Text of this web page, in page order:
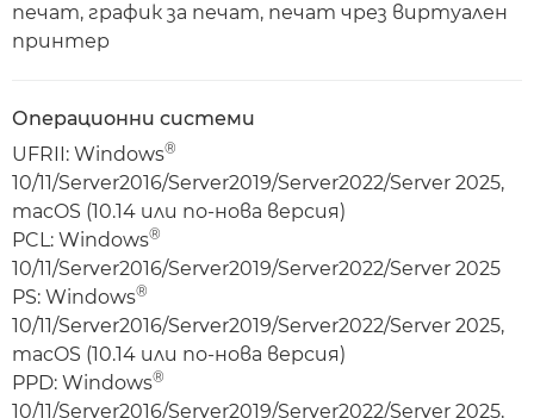
печат, график за печат, печат чрез виртуален
принтер
Операционни системи
UFRII: Windows®
10/11/Server2016/Server2019/Server2022/Server 2025,
macOS (10.14 или по-нова версия)
PCL: Windows®
10/11/Server2016/Server2019/Server2022/Server 2025
PS: Windows®
10/11/Server2016/Server2019/Server2022/Server 2025,
macOS (10.14 или по-нова версия)
PPD: Windows®
10/11/Server2016/Server2019/Server2022/Server 2025,